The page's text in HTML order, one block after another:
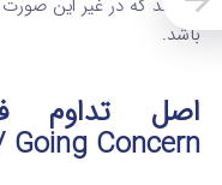
میکنند که در غیر این
باشد.
Concern)